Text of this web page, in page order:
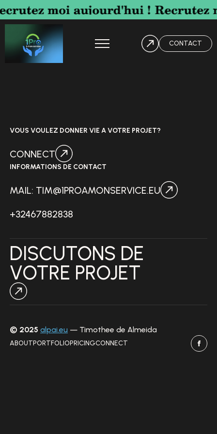
CONTACT
VOUS VOULEZ DONNER VIE A VOTRE PROJET?
CONNECT
INFORMATIONS DE CONTACT
MAIL: TIM@1PROAMONSERVICE.EU
+32467882838
DISCUTONS DE
VOTRE PROJET
© 2025 alpai.eu — Timothee de Almeida
ABOUTPORTFOLIOPRICINGCONNECT